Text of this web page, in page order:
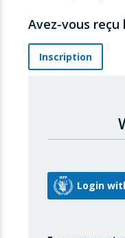
Avez-vous reçu
Inscription